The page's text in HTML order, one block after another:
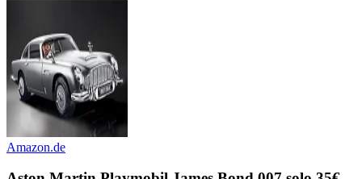
Amazon.de